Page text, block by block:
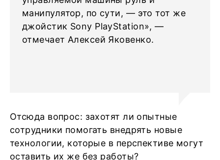
манипулятор, по сути, — это тот же
джойстик Sony PlayStation», —
отмечает Алексей Яковенко.
Отсюда вопрос: захотят ли опытные
сотрудники помогать внедрять новые
технологии, которые в перспективе могут
оставить их же без работы?